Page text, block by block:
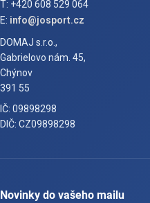
T: +420 608 529 064
E: info@josport.cz
DOMAJ s.r.o.,
Gabrielovo nám. 45,
Chýnov
391 55
IČ: 09898298
DIČ: CZ09898298
Novinky do vašeho mailu